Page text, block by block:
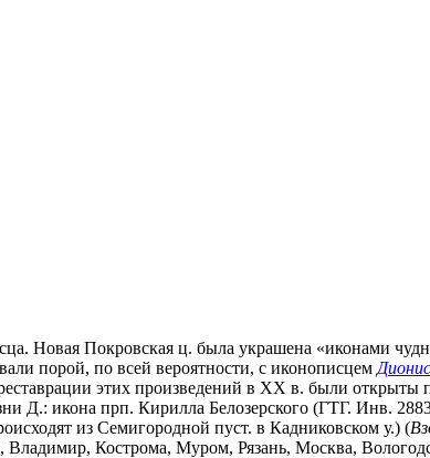
Новая Покровская ц. была украшена «иконами
порой, по всей вероятности, с иконописцем
этих произведений в XX в. были
Д.: икона прп. Кирилла Белозерского (ГТГ. Инв.
из Семигородной пуст. в Кадниковском у.) (
Владимир, Кострома, Муром, Рязань, Москва,